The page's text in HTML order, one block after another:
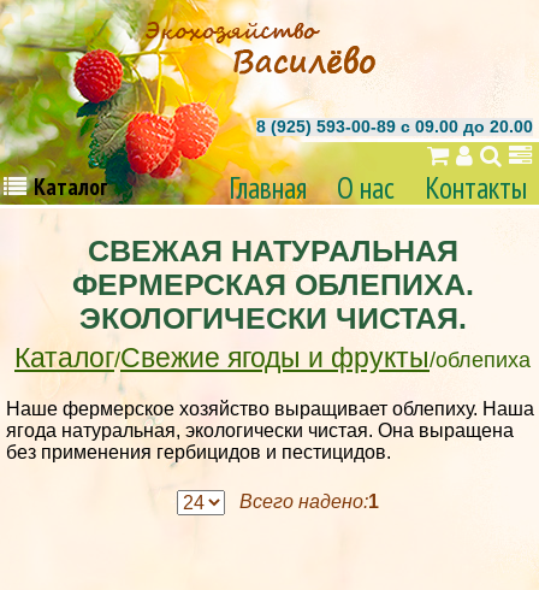
8 (925) 593-00-89 c 09.00 до 20.00
Каталог Главная О нас Контакты
СВЕЖАЯ НАТУРАЛЬНАЯ
ФЕРМЕРСКАЯ ОБЛЕПИХА.
ЭКОЛОГИЧЕСКИ ЧИСТАЯ.
Каталог/Свежие ягоды и фрукты/облепиха
Наше фермерское хозяйство выращивает облепиху. Наша
ягода натуральная, экологически чистая. Она выращена
без применения гербицидов и пестицидов.
Всего надено:1